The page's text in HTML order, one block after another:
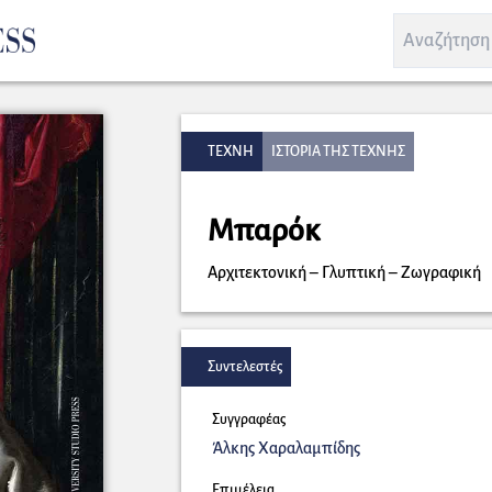
ΤΕΧΝΗ ΙΣΤΟΡΙΑ ΤΗΣ ΤΕΧΝΗΣ
Μπαρόκ
Αρχιτεκτονική – Γλυπτική – Ζωγραφική
Συντελεστές
Συγγραφέας
Άλκης Χαραλαμπίδης